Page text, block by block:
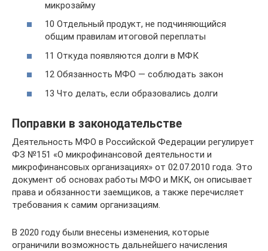
микрозайму
10 Отдельный продукт, не подчиняющийся
общим правилам итоговой переплаты
11 Откуда появляются долги в МФК
12 Обязанность МФО — соблюдать закон
13 Что делать, если образовались долги
Поправки в законодательстве
Деятельность МФО в Российской Федерации регулирует
ФЗ №151 «О микрофинансовой деятельности и
микрофинансовых организациях» от 02.07.2010 года. Это
документ об основах работы МФО и МКК, он описывает
права и обязанности заемщиков, а также перечисляет
требования к самим организациям.
В 2020 году были внесены изменения, которые
ограничили возможность дальнейшего начисления